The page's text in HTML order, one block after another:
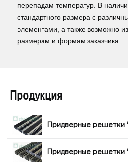
перепадам температур. В
стандартного размера с
элементами, а также возможно
размерам и формам заказчика.
Продукция
Придверные решетки
Придверные решетки